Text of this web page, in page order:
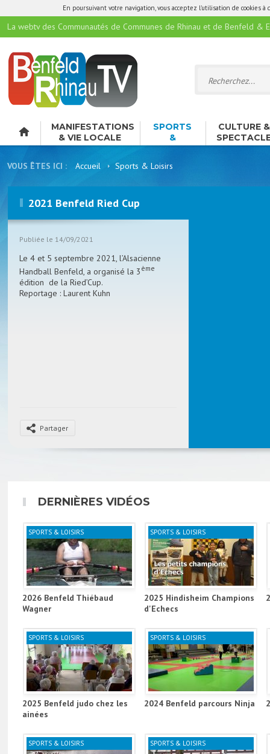
En poursuivant votre navigation, vous acceptez l'utilisation de cookies
La webtv des Communautés de Communes de Rhinau et de Benfeld &
MANIFESTATIONS
& VIE LOCALE
SPORTS
&
LOISIRS
CULTURE &
VOUS ÊTES ICI : Accueil Sports & Loisirs
2021 Benfeld Ried Cup
Publiée le 14/09/2021
Le 4 et 5 septembre 2021, l’Alsacienne
Handball Benfeld, a organisé la 3 ème
édition de la Ried’Cup.
Reportage : Laurent Kuhn
Partager
DERNIÈRES VIDÉOS
SPORTS & LOISIRS
2026 Benfeld Thiébaud
Wagner
SPORTS & LOISIRS
2025 Hindisheim Champions
d'Echecs
SPORTS & LOISIRS
2025 Benfeld judo chez les
ainées
SPORTS & LOISIRS
2024 Benfeld parcours Ninja
SPORTS & LOISIRS SPORTS & LOISIRS